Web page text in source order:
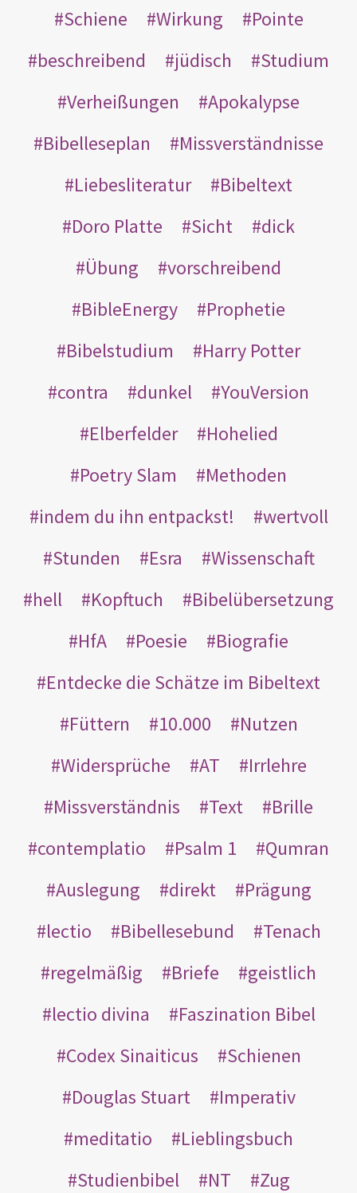
Schiene
Wirkung
Pointe
beschreibend
jüdisch
Studium
Verheißungen
Apokalypse
Bibelleseplan
Missverständnisse
Liebesliteratur
Bibeltext
Doro Platte
Sicht
dick
Übung
vorschreibend
BibleEnergy
Prophetie
Bibelstudium
Harry Potter
contra
dunkel
YouVersion
Elberfelder
Hohelied
Poetry Slam
Methoden
indem du ihn entpackst!
wertvoll
Stunden
Esra
Wissenschaft
hell
Kopftuch
Bibelübersetzung
HfA
Poesie
Biografie
Entdecke die Schätze im Bibeltext
Füttern
10.000
Nutzen
Widersprüche
AT
Irrlehre
Missverständnis
Text
Brille
contemplatio
Psalm 1
Qumran
Auslegung
direkt
Prägung
lectio
Bibellesebund
Tenach
regelmäßig
Briefe
geistlich
lectio divina
Faszination Bibel
Codex Sinaiticus
Schienen
Douglas Stuart
Imperativ
meditatio
Lieblingsbuch
Studienbibel
NT
Zug